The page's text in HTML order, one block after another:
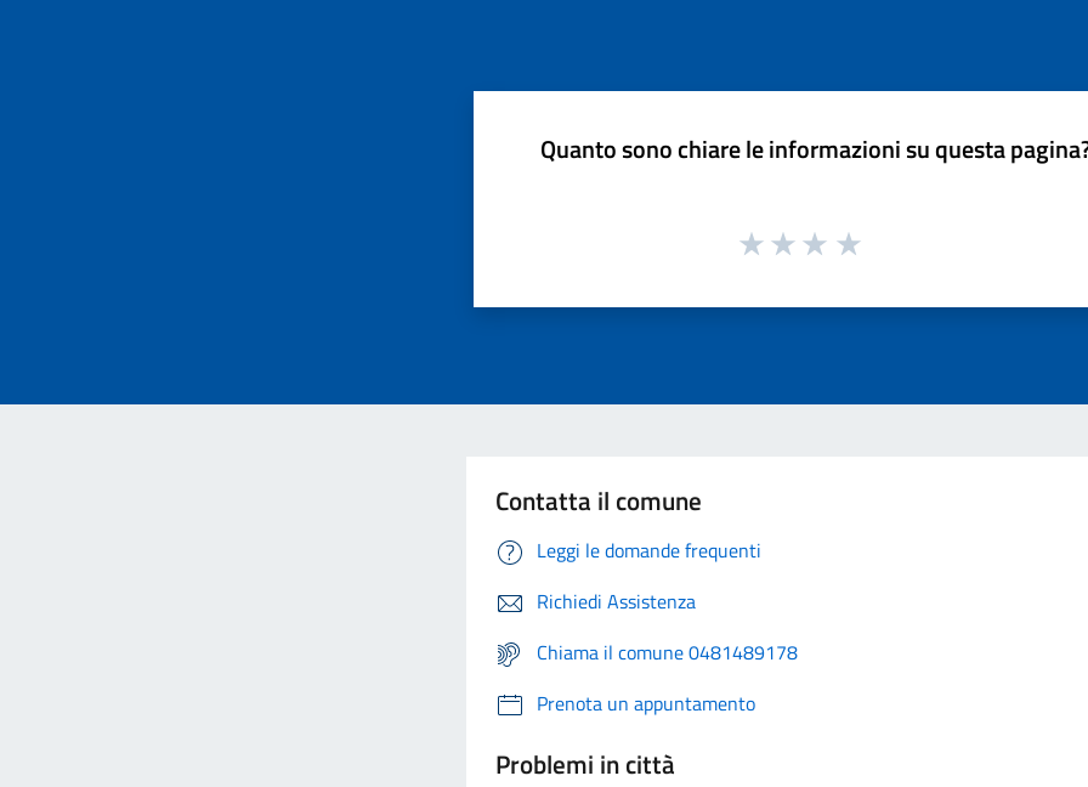
Quanto sono chiare le informazioni su questa
Contatta il comune
Leggi le domande frequenti
Richiedi Assistenza
Chiama il comune 0481489178
Prenota un appuntamento
Problemi in città